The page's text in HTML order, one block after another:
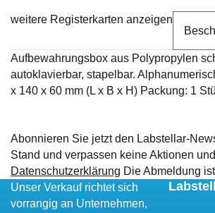
weitere Registerkarten anzeigen
Aufbewahrungsbox aus Polypropylen
autoklavierbar, stapelbar.
x 140 x 60 mm (L x B x H) Packung: 1
Abonnieren Sie jetzt den Labstellar-
Stand und verpassen keine Aktionen
Datenschutzerklärung Die Abmeldung
Unser Verkauf richtet sich
vorrangig an Unternehmen,